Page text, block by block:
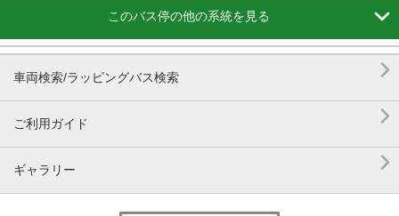
このバス停の他の系統を見る 
車両検索/ラッピングバス検索 
ご利用ガイド 
ギャラリー 